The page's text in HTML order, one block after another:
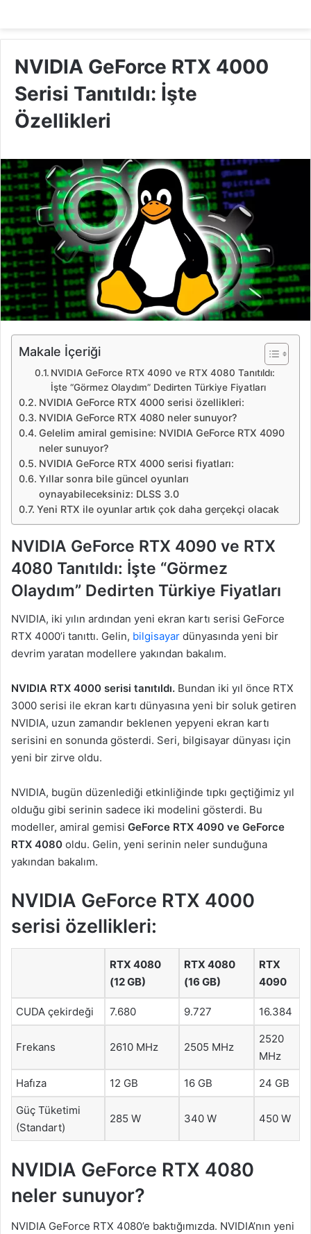
NVIDIA GeForce RTX 4000
Serisi Tanıtıldı: İşte
Özellikleri
Makale İçeriği
NVIDIA GeForce RTX 4090 ve RTX 4080 Tanıtıldı:
İşte “Görmez Olaydım” Dedirten Türkiye Fiyatları
NVIDIA GeForce RTX 4000 serisi özellikleri:
NVIDIA GeForce RTX 4080 neler sunuyor?
Gelelim amiral gemisine: NVIDIA GeForce RTX 4090
neler sunuyor?
NVIDIA GeForce RTX 4000 serisi fiyatları:
Yıllar sonra bile güncel oyunları
oynayabileceksiniz: DLSS 3.0
Yeni RTX ile oyunlar artık çok daha gerçekçi olacak
NVIDIA GeForce RTX 4090 ve RTX
4080 Tanıtıldı: İşte “Görmez
Olaydım” Dedirten Türkiye Fiyatları
NVIDIA, iki yılın ardından yeni ekran kartı serisi GeForce
RTX 4000’i tanıttı. Gelin, bilgisayar dünyasında yeni bir
devrim yaratan modellere yakından bakalım.
NVIDIA RTX 4000 serisi tanıtıldı. Bundan iki yıl önce RTX
3000 serisi ile ekran kartı dünyasına yeni bir soluk getiren
NVIDIA, uzun zamandır beklenen yepyeni ekran kartı
serisini en sonunda gösterdi. Seri, bilgisayar dünyası için
yeni bir zirve oldu.
NVIDIA, bugün düzenlediği etkinliğinde tıpkı geçtiğimiz yıl
olduğu gibi serinin sadece iki modelini gösterdi. Bu
modeller, amiral gemisi GeForce RTX 4090 ve GeForce
RTX 4080 oldu. Gelin, yeni serinin neler sunduğuna
yakından bakalım.
NVIDIA GeForce RTX 4000
serisi özellikleri:
RTX 4080
(12 GB)
RTX 4080
(16 GB)
RTX
4090
CUDA çekirdeği 7.680 9.727 16.384
Frekans 2610 MHz 2505 MHz
2520
MHz
Hafıza 12 GB 16 GB 24 GB
Güç Tüketimi
(Standart)
285 W 340 W 450 W
NVIDIA GeForce RTX 4080
neler sunuyor?
NVIDIA GeForce RTX 4080’e baktığımızda. NVIDIA’nın yeni